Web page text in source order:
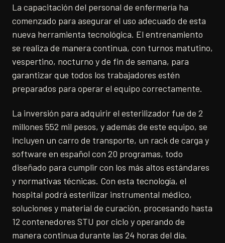
La capacitación del personal de enfermería ha
comenzado para asegurar el uso adecuado de esta
nueva herramienta tecnológica. El entrenamiento
se realiza de manera continua, con turnos matutino,
vespertino, nocturno y de fin de semana, para
garantizar que todos los trabajadores estén
preparados para operar el equipo correctamente.
La inversión para adquirir el esterilizador fue de 2
millones 552 mil pesos, y además de este equipo, se
incluyen un carro de transporte, un rack de carga y
software en español con 20 programas, todo
diseñado para cumplir con los más altos estándares
y normativas técnicas. Con esta tecnología, el
hospital podrá esterilizar instrumental médico,
soluciones y material de curación, procesando hasta
12 contenedores STU por ciclo y operando de
manera continua durante las 24 horas del día.